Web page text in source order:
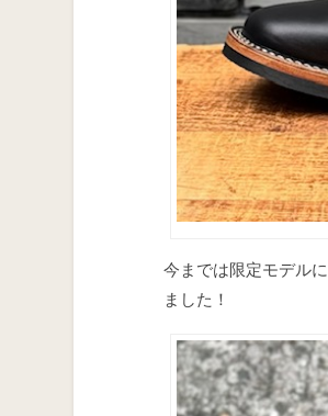
今までは限定モデル
ました！